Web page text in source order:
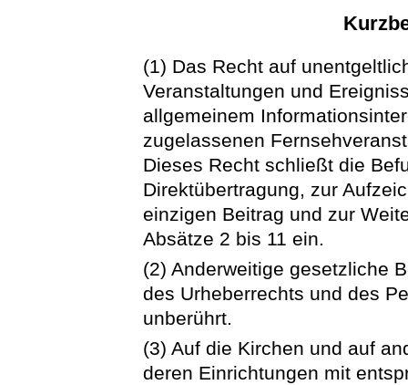
(1) Das Recht auf
Veranstaltungen und
allgemeinem
zugelassenen
Dieses Recht schließt die
Direktübertragung, zur
einzigen Beitrag und zur
Absätze 2 bis 11 ein.
(2) Anderweitige gesetzliche
des Urheberrechts und des
unberührt.
(3) Auf die Kirchen und auf
deren Einrichtungen mit